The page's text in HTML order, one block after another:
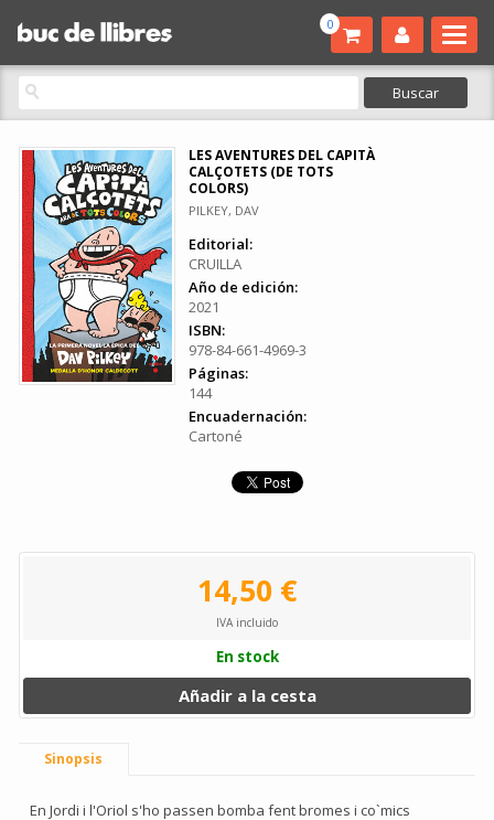
0
LES AVENTURES DEL CAPITÀ
CALÇOTETS (DE TOTS
COLORS)
PILKEY, DAV
Editorial:
CRUILLA
Año de edición:
2021
ISBN:
978-84-661-4969-3
Páginas:
144
Encuadernación:
Cartoné
14,50 €
IVA incluido
En stock
Añadir a la cesta
Sinopsis
En Jordi i l'Oriol s'ho passen bomba fent bromes i co`mics